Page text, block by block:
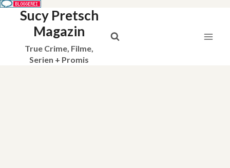
Sucy Pretsch
Magazin
True Crime, Filme,
Serien + Promis